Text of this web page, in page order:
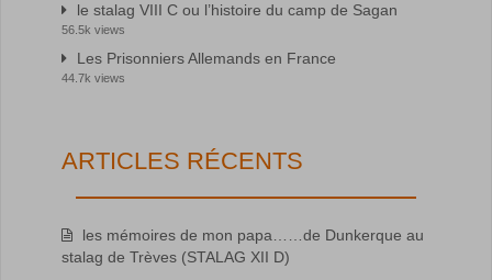
le stalag VIII C ou l’histoire du camp de Sagan
56.5k views
Les Prisonniers Allemands en France
44.7k views
ARTICLES RÉCENTS
les mémoires de mon papa……de Dunkerque au
stalag de Trèves (STALAG XII D)